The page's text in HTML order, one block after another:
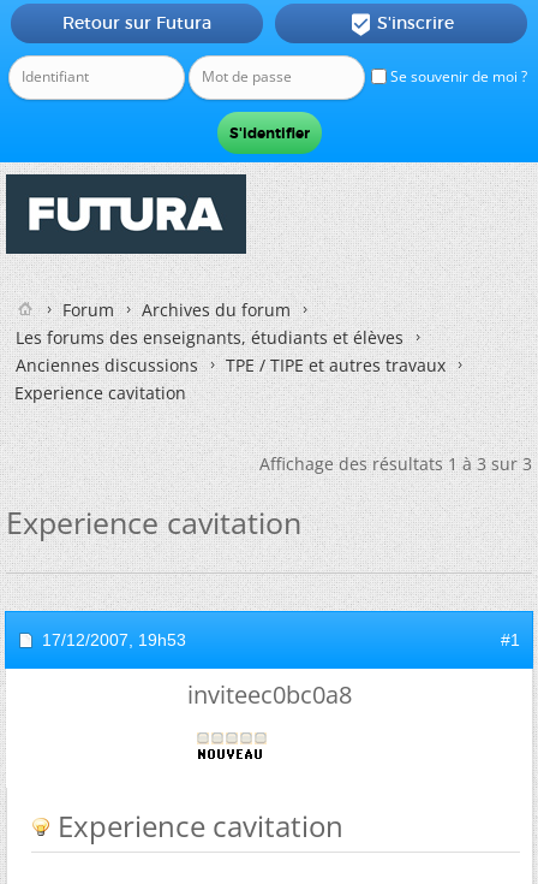
Se souvenir de moi ?
Retour sur Futura  S'inscrire
Forum
Archives du forum
Les forums des enseignants, étudiants et élèves
Anciennes discussions
TPE / TIPE et autres travaux
Experience cavitation
Affichage des résultats 1 à 3 sur 3
Experience cavitation
17/12/2007, 19h53 #1
inviteec0bc0a8
Experience cavitation